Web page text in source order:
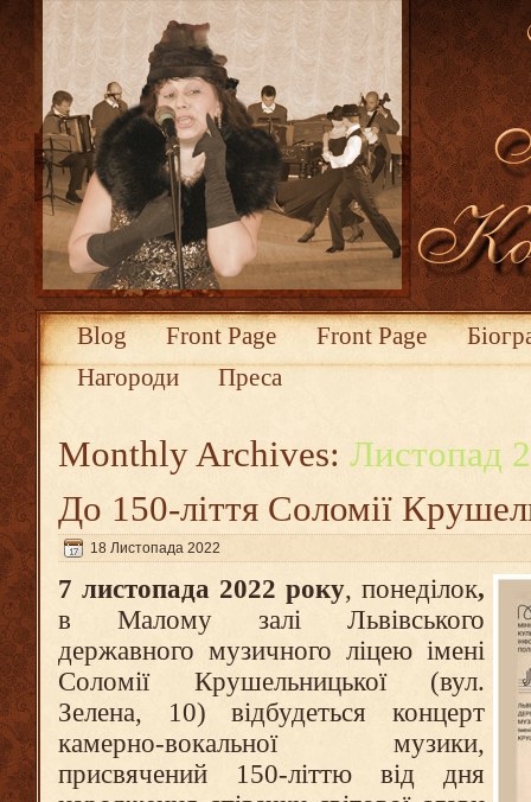
Blog Front Page Front Page
Нагороди
Преса
Monthly Archives: Листопад
До 150-ліття Соломії
18 Листопада 2022
7 листопада 2022 року, понеділок,
в Малому залі Львівського
державного музичного ліцею імені
Соломії Крушельницької (вул.
Зелена, 10) відбудеться концерт
камерно-вокальної музики,
присвячений 150-літтю від дня